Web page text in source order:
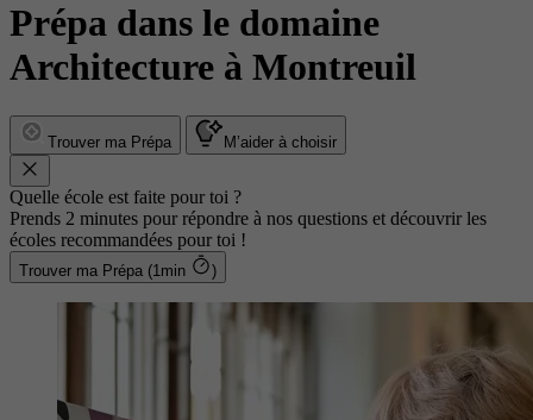
Prépa dans le domaine
Architecture à Montreuil
Trouver ma Prépa M’aider à choisir
Quelle école est faite pour toi ?
Prends 2 minutes pour répondre à nos questions et découvrir les
écoles recommandées pour toi !
Trouver ma Prépa (1min )